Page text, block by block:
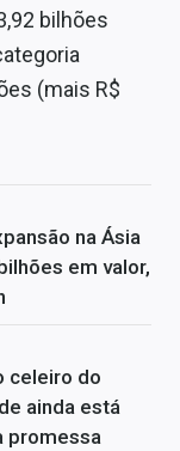
bilhões
(mais R$
na Ásia
em valor,
celeiro do
ainda está
promessa